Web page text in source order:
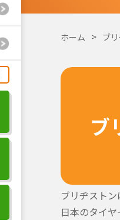
ホーム ブ
ブ
ブリヂスト
日本のタイ